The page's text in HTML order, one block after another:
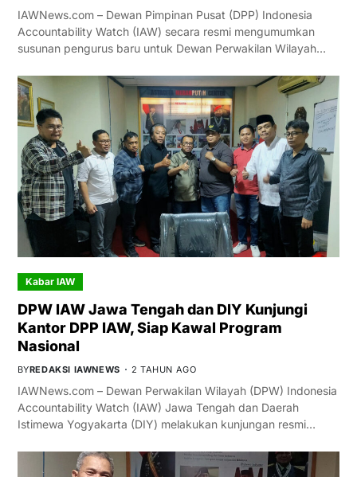
IAWNews.com – Dewan Pimpinan Pusat (DPP) Indonesia
Accountability Watch (IAW) secara resmi mengumumkan
susunan pengurus baru untuk Dewan Perwakilan Wilayah…
Kabar IAW
DPW IAW Jawa Tengah dan DIY Kunjungi
Kantor DPP IAW, Siap Kawal Program
Nasional
BYREDAKSI IAWNEWS 2 TAHUN AGO
IAWNews.com – Dewan Perwakilan Wilayah (DPW) Indonesia
Accountability Watch (IAW) Jawa Tengah dan Daerah
Istimewa Yogyakarta (DIY) melakukan kunjungan resmi…